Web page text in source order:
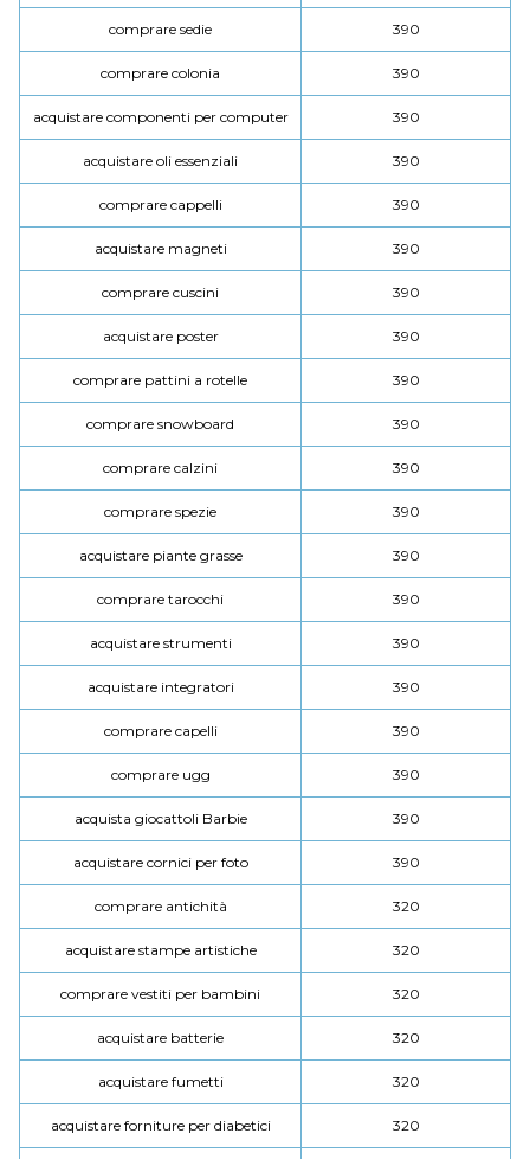
comprare sedie 390
comprare colonia 390
acquistare componenti per computer 390
acquistare oli essenziali 390
comprare cappelli 390
acquistare magneti 390
comprare cuscini 390
acquistare poster 390
comprare pattini a rotelle 390
comprare snowboard 390
comprare calzini 390
comprare spezie 390
acquistare piante grasse 390
comprare tarocchi 390
acquistare strumenti 390
acquistare integratori 390
comprare capelli 390
comprare ugg 390
acquista giocattoli Barbie 390
acquistare cornici per foto 390
comprare antichità 320
acquistare stampe artistiche 320
comprare vestiti per bambini 320
acquistare batterie 320
acquistare fumetti 320
acquistare forniture per diabetici 320